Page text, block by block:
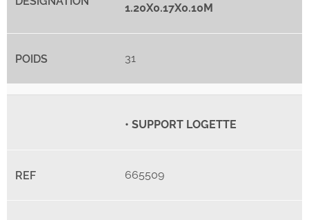
1.20X0.17X0.10M
31
• SUPPORT LOGETTE
665509